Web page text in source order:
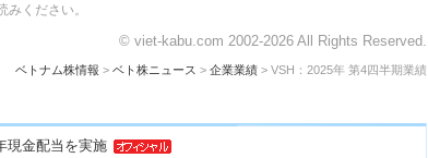
ください。
© viet-kabu.com 2002-2026 All Rights Reserved.
ベトナム株情報 > ベト株ニュース > 企業業績 > VSH：2025年 第4四半期業績
現金配当を実施